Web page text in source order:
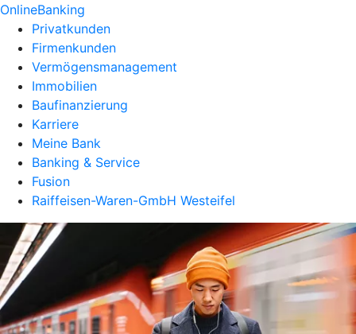
OnlineBanking
Privatkunden
Firmenkunden
Vermögensmanagement
Immobilien
Baufinanzierung
Karriere
Meine Bank
Banking & Service
Fusion
Raiffeisen-Waren-GmbH Westeifel